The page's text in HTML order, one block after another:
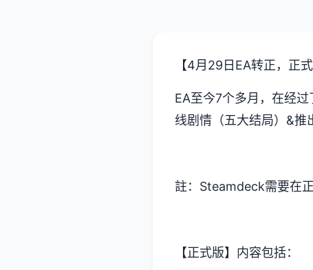
【4月29日EA转正，正式
EA至今7个多月，在经
线剧情（五大结局）&推
註：Steamdeck需要在
【正式版】内容包括：